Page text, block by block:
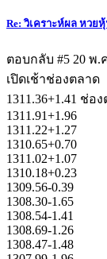
Re: วิเคราะห์ผล หวย
ตอบกลับ #5 20 พ.
เปิดเช้าช่องตลาด
1311.36+1.41 ช่อ
1311.91+1.96
1311.22+1.27
1310.65+0.70
1311.02+1.07
1310.18+0.23
1309.56-0.39
1308.30-1.65
1308.54-1.41
1308.69-1.26
1308.47-1.48